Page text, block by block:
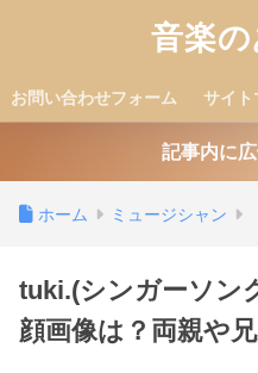
音楽
お問い合わせフォーム サイト
記事内に
ホーム ミュージシャン
tuki.(シンガーソン
顔画像は？両親や